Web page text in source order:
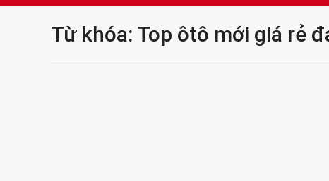
Từ khóa: Top ôtô mới giá rẻ